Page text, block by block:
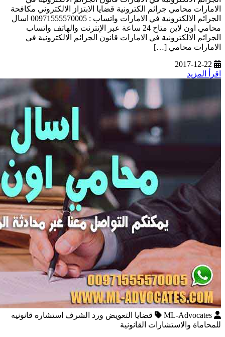
الامارات محامي جرائم الكترونية قضايا الابتزاز الالكتروني مكافحة
الجرائم الالكترونية في الامارات واتساب : 00971555570005 اسال
محامي اون لاين متاح 24 ساعة عبر الإنترنت والهاتف واتساب
الجرائم الالكترونية في الامارات قانون الجرائم الالكترونية في
الامارات محامي […]
2017-12-22
اقرأ المزيد
ML-Advocates
قضايا التعويض ورد الشرف استشاره قانونيه
للمحاماة والاستشارات القانونية